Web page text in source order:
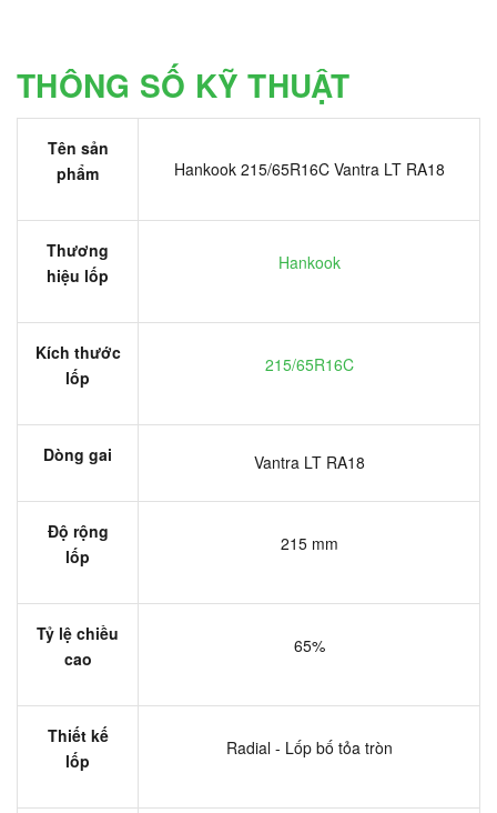
THÔNG SỐ KỸ THUẬT
Tên sản
phẩm
Hankook 215/65R16C Vantra LT RA18
Thương
hiệu lốp
Hankook
Kích thước
lốp
215/65R16C
Dòng gai Vantra LT RA18
Độ rộng
lốp
215 mm
Tỷ lệ chiều
cao
65%
Thiết kế
lốp
Radial - Lốp bố tỏa tròn